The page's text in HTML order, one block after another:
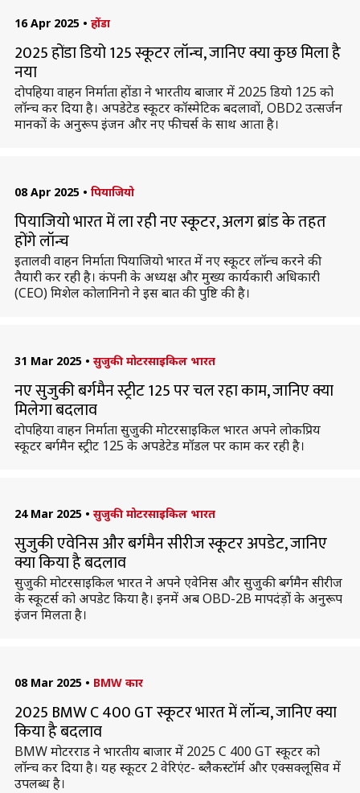
16 Apr 2025 • होंडा
2025 होंडा डियो 125 स्कूटर लॉन्च, जानिए क्या कुछ मिला है
नया
दोपहिया वाहन निर्माता होंडा ने भारतीय बाजार में 2025 डियो 125 को
लॉन्च कर दिया है। अपडेटेड स्कूटर कॉस्मेटिक बदलावों, OBD2 उत्सर्जन
मानकों के अनुरूप इंजन और नए फीचर्स के साथ आता है।
08 Apr 2025 • पियाजियो
पियाजियो भारत में ला रही नए स्कूटर, अलग ब्रांड के तहत
होंगे लॉन्च
इतालवी वाहन निर्माता पियाजियो भारत में नए स्कूटर लॉन्च करने की
तैयारी कर रही है। कंपनी के अध्यक्ष और मुख्य कार्यकारी अधिकारी
(CEO) मिशेल कोलानिनो ने इस बात की पुष्टि की है।
31 Mar 2025 • सुजुकी मोटरसाइकिल भारत
नए सुजुकी बर्गमैन स्ट्रीट 125 पर चल रहा काम, जानिए क्या
मिलेगा बदलाव
दोपहिया वाहन निर्माता सुजुकी मोटरसाइकिल भारत अपने लोकप्रिय
स्कूटर बर्गमैन स्ट्रीट 125 के अपडेटेड मॉडल पर काम कर रही है।
24 Mar 2025 • सुजुकी मोटरसाइकिल भारत
सुजुकी एवेनिस और बर्गमैन सीरीज स्कूटर अपडेट, जानिए
क्या किया है बदलाव
सुजुकी मोटरसाइकिल भारत ने अपने एवेनिस और सुजुकी बर्गमैन सीरीज
के स्कूटर्स को अपडेट किया है। इनमें अब OBD-2B मापदंड़ों के अनुरूप
इंजन मिलता है।
08 Mar 2025 • BMW कार
2025 BMW C 400 GT स्कूटर भारत में लॉन्च, जानिए क्या
किया है बदलाव
BMW मोटरराड ने भारतीय बाजार में 2025 C 400 GT स्कूटर को
लॉन्च कर दिया है। यह स्कूटर 2 वेरिएंट- ब्लैकस्टॉर्म और एक्सक्लूसिव में
उपलब्ध है।